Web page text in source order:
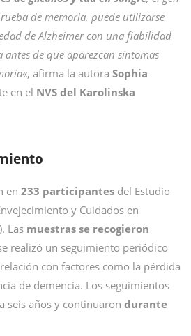
de memoria, puede utilizarse
de Alzheimer con una fiabilidad
antes de que aparezcan síntomas
«, afirma la autora Sophia
en el NVS del Karolinska
en 233 participantes del Estudio
y Cuidados en
). Las muestras se recogieron
realizó un seguimiento periódico
con factores como la pérdida
de demencia. Los seguimientos
seis años y continuaron durante